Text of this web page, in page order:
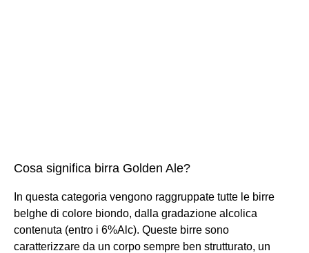
Cosa significa birra Golden Ale?
In questa categoria vengono raggruppate tutte le birre
belghe di colore biondo, dalla gradazione alcolica
contenuta (entro i 6%Alc). Queste birre sono
caratterizzare da un corpo sempre ben strutturato, un